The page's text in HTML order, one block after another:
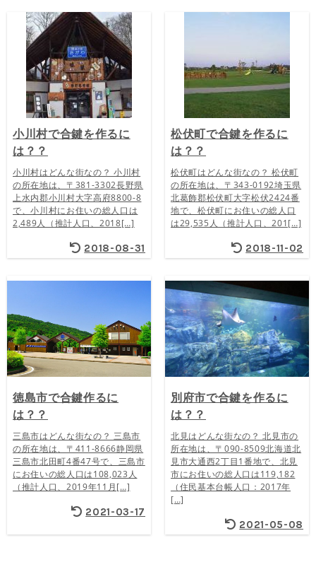
小川村で合鍵を作るに
は？？
小川村はどんな街なの？ 小川村
の所在地は、〒381-3302長野県
上水内郡小川村大字高府8800-8
で、小川村にお住いの総人口は
2,489人（推計人口、2018[…]
2018-08-31
松伏町で合鍵を作るに
は？？
松伏町はどんな街なの？ 松伏町
の所在地は、〒343-0192埼玉県
北葛飾郡松伏町大字松伏2424番
地で、松伏町にお住いの総人口
は29,535人（推計人口、201[…]
2018-11-02
徳島市で合鍵作るに
は？？
三島市はどんな街なの？ 三島市
の所在地は、〒411-8666静岡県
三島市北田町4番47号で、三島市
にお住いの総人口は108,023人
（推計人口、2019年11月[…]
2021-03-17
別府市で合鍵を作るに
は？？
北見はどんな街なの？ 北見市の
所在地は、〒090-8509北海道北
見市大通西2丁目1番地で、北見
市にお住いの総人口は119,182
（住民基本台帳人口：2017年
[…]
2021-05-08